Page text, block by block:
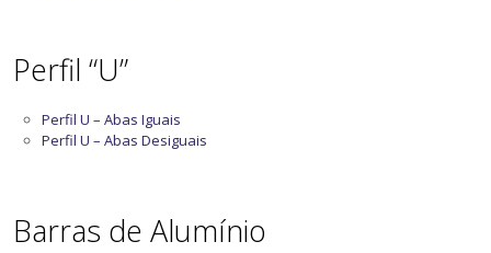
Perfil “U”
Perfil U – Abas Iguais
Perfil U – Abas Desiguais
Barras de Alumínio